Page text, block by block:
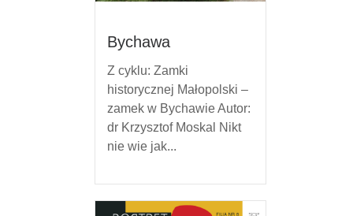
Bychawa
Z cyklu: Zamki
historycznej Małopolski –
zamek w Bychawie Autor:
dr Krzysztof Moskal Nikt
nie wie jak...